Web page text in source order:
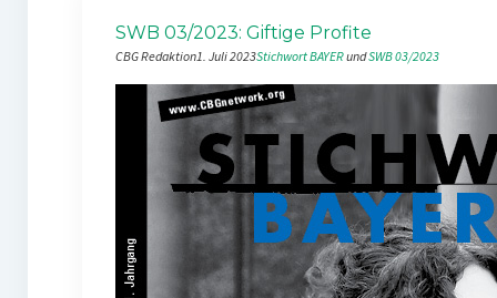
SWB 03/2023: Giftige Profite
CBG Redaktion1. Juli 2023Stichwort BAYER und SWB 03/2023